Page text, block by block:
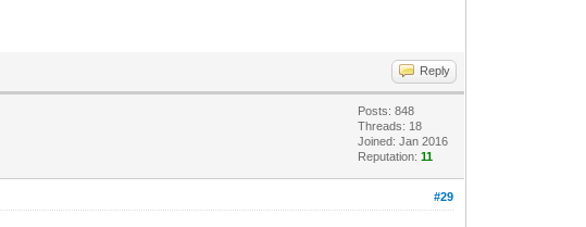
Reply
Posts: 848
Threads: 18
Joined: Jan 2016
Reputation:11
#29